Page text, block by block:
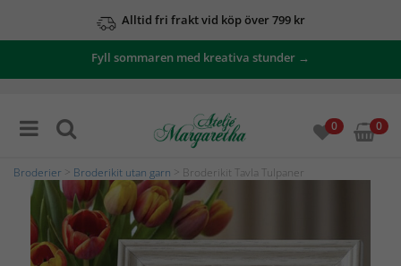
Alltid fri frakt vid köp över 799 kr
Fyll sommaren med kreativa stunder →
0 0
Broderier Broderikit utan garn > Broderikit Tavla Tulpaner